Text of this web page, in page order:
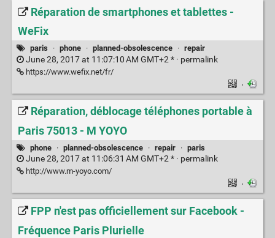
Réparation de smartphones et tablettes -
WeFix
paris · phone · planned-obsolescence · repair
June 28, 2017 at 11:07:10 AM GMT+2 * · permalink
https://www.wefix.net/fr/
·
Réparation, déblocage téléphones portable à
Paris 75013 - M YOYO
phone · planned-obsolescence · repair · paris
June 28, 2017 at 11:06:31 AM GMT+2 * · permalink
http://www.m-yoyo.com/
·
FPP n'est pas officiellement sur Facebook -
Fréquence Paris Plurielle